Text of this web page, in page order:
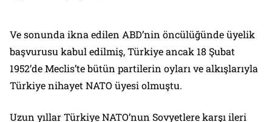
Ve sonunda ikna edilen ABD’nin öncülüğünde üyelik
başvurusu kabul edilmiş, Türkiye ancak 18 Şubat
1952’de Meclis’te bütün partilerin oyları ve alkışlarıyla
Türkiye nihayet NATO üyesi olmuştu.
Uzun yıllar Türkiye NATO’nun Sovyetlere karşı ileri